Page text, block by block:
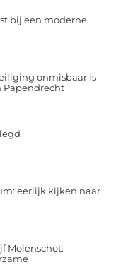
bij een moderne
onmisbaar is
Papendrecht
eerlijk kijken naar
Molenschot: